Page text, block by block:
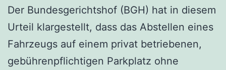
Der Bundesgerichtshof (BGH) hat in diesem
Urteil klargestellt, dass das Abstellen eines
Fahrzeugs auf einem privat betriebenen,
gebührenpflichtigen Parkplatz ohne